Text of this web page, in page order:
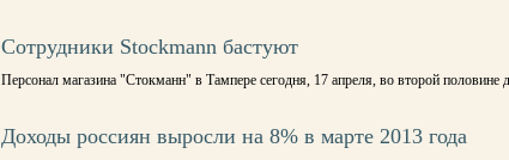
Сотрудники Stockmann бастуют
Персонал магазина "Стокманн" в Тампере сегодня, 17 апреля, во второй половине
Доходы россиян выросли на 8% в марте 2013 года